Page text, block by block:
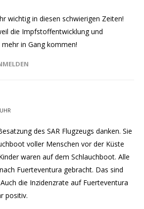
wichtig in diesen schwierigen Zeiten!
die Impfstoffentwicklung und
in Gang kommen!
des SAR Flugzeugs danken. Sie
voller Menschen vor der Küste
waren auf dem Schlauchboot. Alle
Fuerteventura gebracht. Das sind
die Inzidenzrate auf Fuerteventura
positiv.